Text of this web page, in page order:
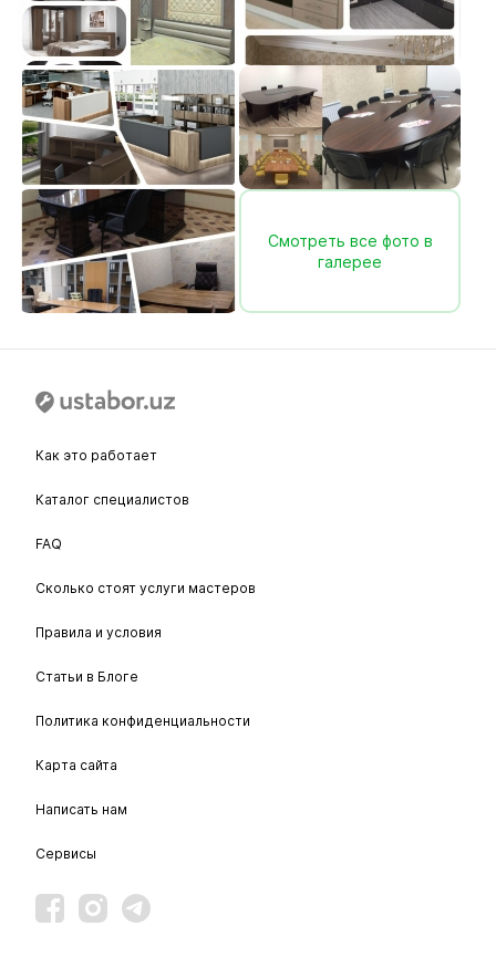
Смотреть все фото в
галерее
Как это работает
Каталог специалистов
FAQ
Сколько стоят услуги мастеров
Правила и условия
Статьи в Блоге
Политика конфиденциальности
Карта сайта
Написать нам
Сервисы